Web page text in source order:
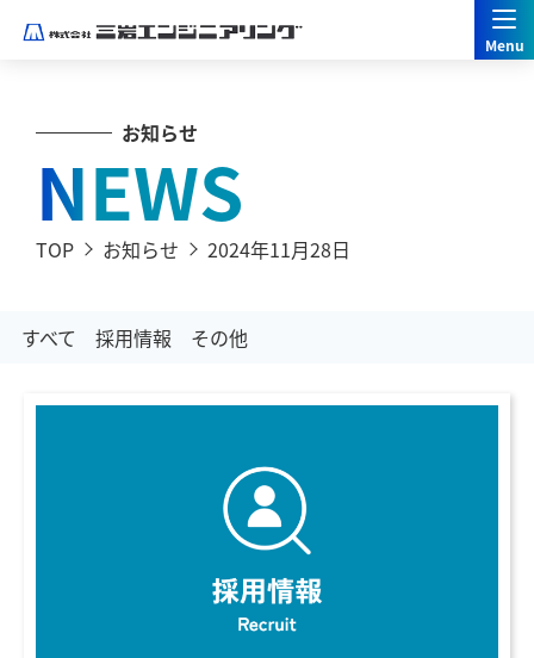
お知らせ
NEWS
TOP お知らせ 2024年11月28日
すべて 採用情報 その他